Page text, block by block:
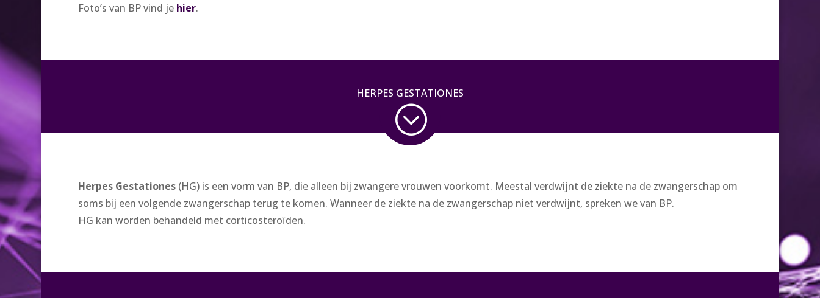
Foto’s van BP vind jehier.
HERPES GESTATIONES
;
Herpes Gestationes(HG) is een vorm van BP, die alleen bij zwangere vrouwen voorkomt. Meestal verdwijnt de ziekte na de zwangerschap om
soms bij een volgende zwangerschap terug te komen. Wanneer de ziekte na de zwangerschap niet verdwijnt, spreken we van BP.
HG kan worden behandeld met corticosteroïden.